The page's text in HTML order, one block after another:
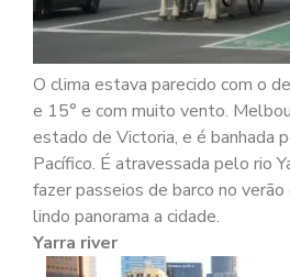
O clima estava parecido com o de
e 15° e com muito vento.
estado de Victoria, e é banhada
Pacífico. É atravessada pelo rio
fazer passeios de barco no
lindo panorama a cidade.
Yarra river